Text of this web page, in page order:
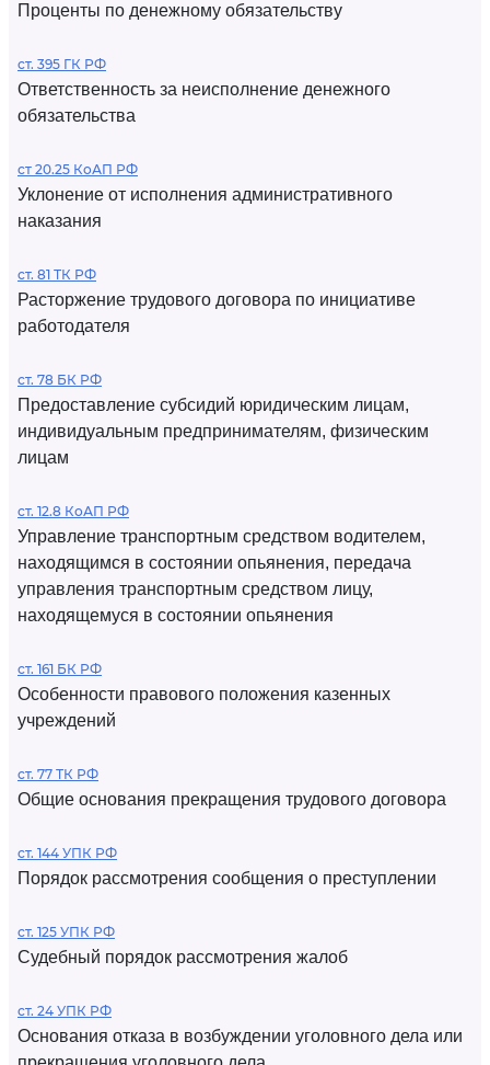
Проценты по денежному обязательству
ст. 395 ГК РФ
Ответственность за неисполнение денежного
обязательства
ст 20.25 КоАП РФ
Уклонение от исполнения административного
наказания
ст. 81 ТК РФ
Расторжение трудового договора по инициативе
работодателя
ст. 78 БК РФ
Предоставление субсидий юридическим лицам,
индивидуальным предпринимателям, физическим
лицам
ст. 12.8 КоАП РФ
Управление транспортным средством водителем,
находящимся в состоянии опьянения, передача
управления транспортным средством лицу,
находящемуся в состоянии опьянения
ст. 161 БК РФ
Особенности правового положения казенных
учреждений
ст. 77 ТК РФ
Общие основания прекращения трудового договора
ст. 144 УПК РФ
Порядок рассмотрения сообщения о преступлении
ст. 125 УПК РФ
Судебный порядок рассмотрения жалоб
ст. 24 УПК РФ
Основания отказа в возбуждении уголовного дела или